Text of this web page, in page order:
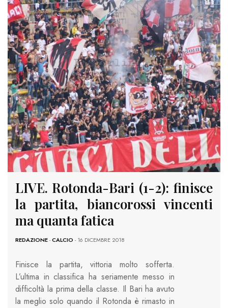
LIVE. Rotonda-Bari (1-2): finisce
la partita, biancorossi vincenti
ma quanta fatica
REDAZIONE-CALCIO - 16 DICEMBRE 2018
Finisce la partita, vittoria molto sofferta.
L’ultima in classifica ha seriamente messo in
difficoltà la prima della classe. Il Bari ha avuto
la meglio solo quando il Rotonda è rimasto in